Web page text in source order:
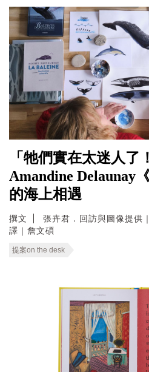
「牠們實在太迷人了
Amandine Delaunay
的海上相遇
撰文
張卉君．回訪與圖像提
譯｜詹文碩
提案on the desk